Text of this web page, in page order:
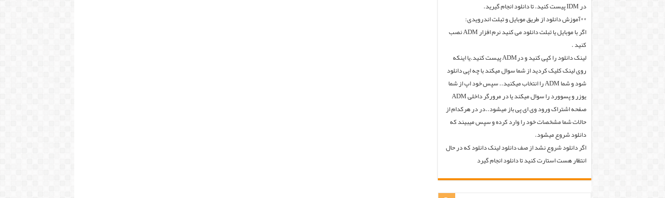
در IDM پیست کنید. تا دانلود انجام گیرید.
**آموزش دانلود از طریق موبایل و تبلت اندرویدی:
اگر با موبایل یا تبلت دانلود می کنید نرم افزار ADM نصب
کنید .
لینک دانلود را کپی کنید و درADM پیست کنید.یا اینکه
روی لینک کلیک کردید از شما سوال میکند با چه اپی دانلود
شود و شما ADM را انتخاب میکنید.. سپس خود اپ از شما
یوزر و پسوورد را سوال میکند یا در مرورگر داخلی ADM
صفحه اشتراک ورود وی ای پی باز میشود..در در هرکدام از
حالات شما مشخصات خود را وارد کرده و سپس میبیند که
دانلود شروع میشود.
اگر دانلود شروع نشد از صف دانلود لینک دانلود که در حال
انتظار هست استارت کنید تا دانلود انجام گیرد